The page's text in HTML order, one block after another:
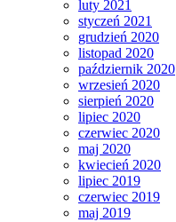
luty 2021
styczeń 2021
grudzień 2020
listopad 2020
październik 2020
wrzesień 2020
sierpień 2020
lipiec 2020
czerwiec 2020
maj 2020
kwiecień 2020
lipiec 2019
czerwiec 2019
maj 2019